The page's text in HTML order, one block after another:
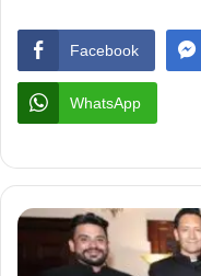
Facebook
WhatsApp